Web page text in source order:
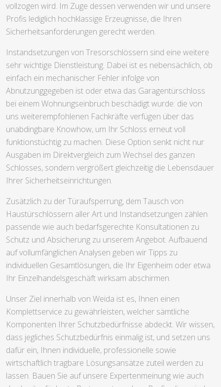
vollzogen wird. Im Zuge dessen verwenden wir und unsere
Profis lediglich hochklassige Erzeugnisse, die Ihren
Sicherheitsanforderungen gerecht werden.
Instandsetzungen von Tresorschlössern sind eine weitere
sehr wichtige Dienstleistung. Dabei ist es nebensächlich, ob
einfach ein mechanischer Fehler infolge von
Abnutzunggegeben ist oder etwa das Garagentürschloss
bei einem Wohnungseinbruch beschädigt wurde: die von
uns weiterempfohlenen Fachkräfte verfügen über das
unabdingbare Knowhow, um Ihr Schloss erneut voll
funktionstüchtig zu machen. Diese Option senkt nicht nur
Ausgaben im Direktvergleich zum Wechsel des ganzen
Schlosses, sondern vergrößert gleichzeitig die Lebensdauer
Ihrer Sicherheitseinrichtungen.
Zusätzlich zu der Türaufsperrung, dem Tausch von
Haustürschlössern aller Art und Instandsetzungen zählen
passende wie auch bedarfsgerechte Konsultationen zu
Schutz und Absicherung zu unserem Angebot. Aufbauend
auf vollumfänglichen Analysen geben wir Tipps zu
individuellen Gesamtlösungen, die Ihr Eigenheim oder etwa
Ihr Einzelhandelsgeschäft wirksam abschirmen.
Unser Ziel innerhalb von Weida ist es, Ihnen einen
Komplettservice zu gewährleisten, welcher sämtliche
Komponenten Ihrer Schutzbedürfnisse abdeckt. Wir wissen,
dass jegliches Schutzbedürfnis einmalig ist, und setzen uns
dafür ein, Ihnen individuelle, professionelle sowie
wirtschaftlich tragbare Lösungsansätze zuteil werden zu
lassen. Bauen Sie auf unsere Expertenmeinung wie auch